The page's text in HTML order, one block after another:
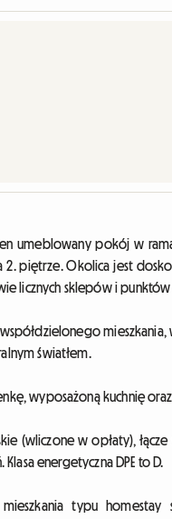
umeblowany pokój w
2. piętrze. Okolica jest
licznych sklepów i
światłem.
wyposażoną kuchnię
(wliczone w opłaty),
energetyczna DPE to D.
typu